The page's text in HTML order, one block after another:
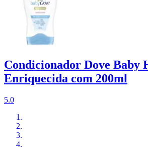
Condicionador Dove Baby
Enriquecida com 200ml
5.0